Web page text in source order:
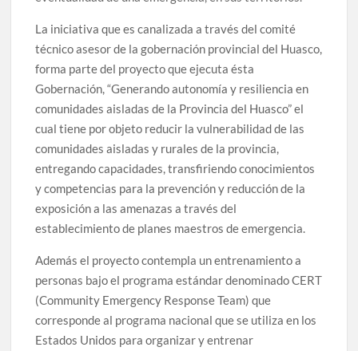
La iniciativa que es canalizada a través del comité
técnico asesor de la gobernación provincial del Huasco,
forma parte del proyecto que ejecuta ésta
Gobernación, “Generando autonomía y resiliencia en
comunidades aisladas de la Provincia del Huasco” el
cual tiene por objeto reducir la vulnerabilidad de las
comunidades aisladas y rurales de la provincia,
entregando capacidades, transfiriendo conocimientos
y competencias para la prevención y reducción de la
exposición a las amenazas a través del
establecimiento de planes maestros de emergencia.
Además el proyecto contempla un entrenamiento a
personas bajo el programa estándar denominado CERT
(Community Emergency Response Team) que
corresponde al programa nacional que se utiliza en los
Estados Unidos para organizar y entrenar